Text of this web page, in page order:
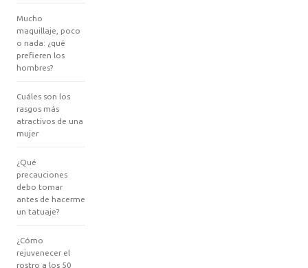
Mucho
maquillaje, poco
o nada: ¿qué
prefieren los
hombres?
Cuáles son los
rasgos más
atractivos de una
mujer
¿Qué
precauciones
debo tomar
antes de hacerme
un tatuaje?
¿Cómo
rejuvenecer el
rostro a los 50